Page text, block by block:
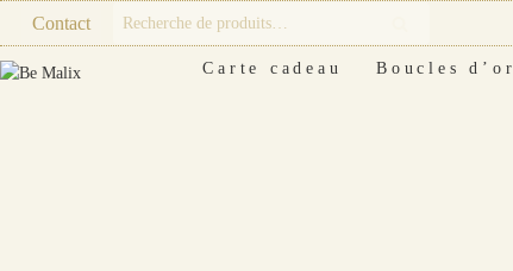
content
Contact
Recherche
Carte cadeau Boucles